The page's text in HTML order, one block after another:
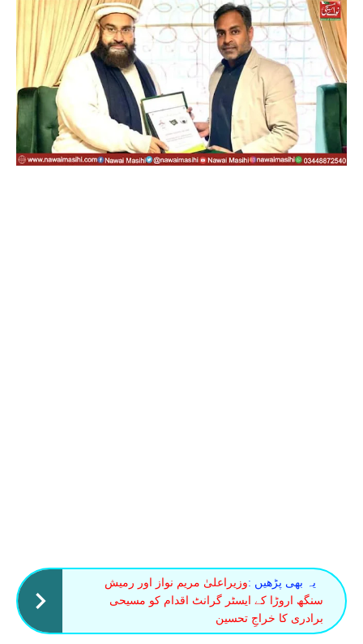
یہ بھی پڑھیں :وزیراعلیٰ مریم نواز اور رمیش
سنگھ اروڑا کے ایسٹر گرانٹ اقدام کو مسیحی
برادری کا خراجِ تحسین